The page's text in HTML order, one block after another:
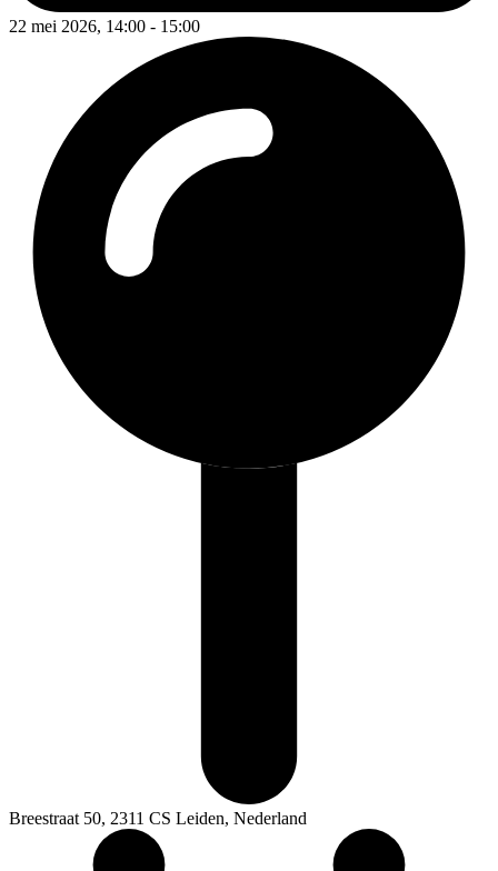
22 mei 2026, 14:00 - 15:00
Breestraat 50, 2311 CS Leiden, Nederland